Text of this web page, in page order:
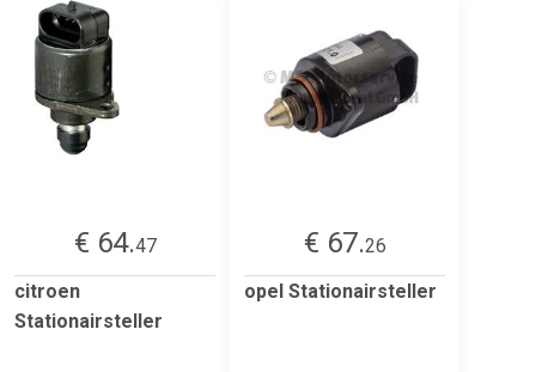
€ 64.47
citroen
Stationairsteller
€ 67.26
opel Stationairsteller